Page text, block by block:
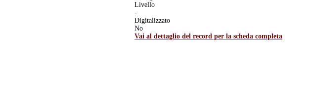
Livello
-
Digitalizzato
No
Vai al dettaglio del record per la scheda completa